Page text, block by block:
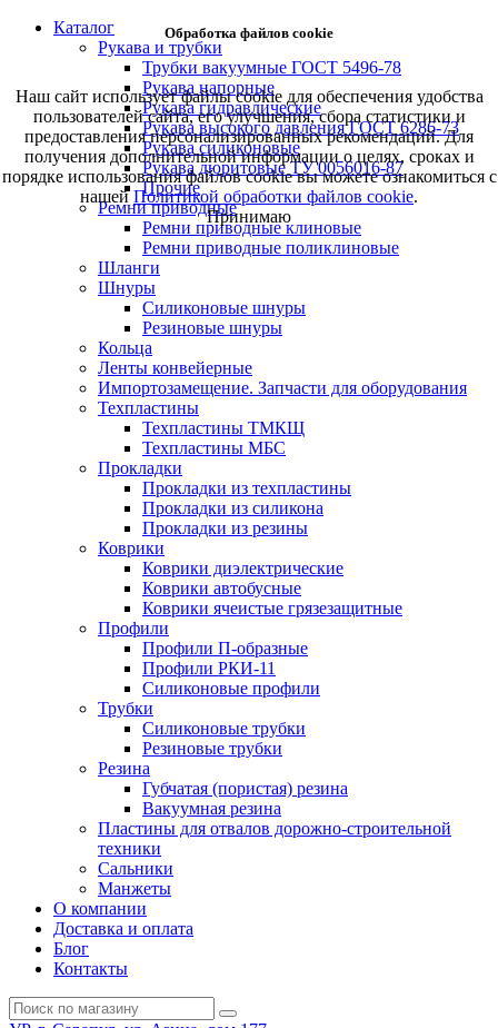
Каталог
Рукава и трубки
Трубки вакуумные ГОСТ 5496-78
Рукава напорные
Рукава гидравлические
Рукава высокого давления ГОСТ 6286-73
Рукава силиконовые
Рукава дюритовые ТУ 0056016-87
Прочие
Ремни приводные
Ремни приводные клиновые
Ремни приводные поликлиновые
Шланги
Шнуры
Силиконовые шнуры
Резиновые шнуры
Кольца
Ленты конвейерные
Импортозамещение. Запчасти для оборудования
Техпластины
Техпластины ТМКЩ
Техпластины МБС
Прокладки
Прокладки из техпластины
Прокладки из силикона
Прокладки из резины
Коврики
Коврики диэлектрические
Коврики автобусные
Коврики ячеистые грязезащитные
Профили
Профили П-образные
Профили РКИ-11
Силиконовые профили
Трубки
Силиконовые трубки
Резиновые трубки
Резина
Губчатая (пористая) резина
Вакуумная резина
Пластины для отвалов дорожно-строительной
техники
Сальники
Манжеты
О компании
Доставка и оплата
Блог
Контакты
Обработка файлов cookie
Наш сайт использует файлы cookie для обеспечения удобства
пользователей сайта, его улучшения, сбора статистики и
предоставления персонализированных рекомендаций. Для
получения дополнительной информации о целях, сроках и
порядке использования файлов cookie вы можете ознакомиться с
нашейПолитикой обработки файлов cookie.
Принимаю